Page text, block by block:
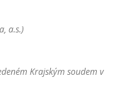
a.s.)
Krajským soudem v